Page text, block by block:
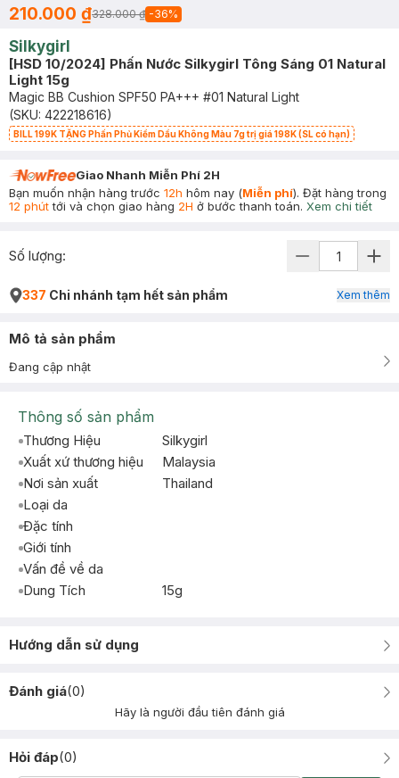
210.000 ₫328.000 ₫ -36%
Silkygirl
[HSD 10/2024] Phấn Nước Silkygirl Tông Sáng 01 Natural
Light 15g
Magic BB Cushion SPF50 PA+++ #01 Natural Light
(SKU: 422218616)
BILL 199K TẶNG Phấn Phủ Kiềm Dầu Không Màu 7g trị giá 198K (SL có hạn)
Giao Nhanh Miễn Phí 2H
Bạn muốn nhận hàng trước 12h hôm nay (Miễn phí). Đặt hàng trong
12 phúttới và chọn giao hàng 2H ở bước thanh toán. Xem chi tiết
Số lượng:
337 Chi nhánh tạm hết sản phẩm Xem thêm
Mô tả sản phẩm
Đang cập nhật
Thông số sản phẩm
Thương Hiệu
Silkygirl
Xuất xứ thương hiệu
Malaysia
Nơi sản xuất
Thailand
Loại da
Đặc tính
Giới tính
Vấn đề về da
Dung Tích
15g
Hướng dẫn sử dụng
Đánh giá(0)
Hãy là người đầu tiên đánh giá
Hỏi đáp(0)